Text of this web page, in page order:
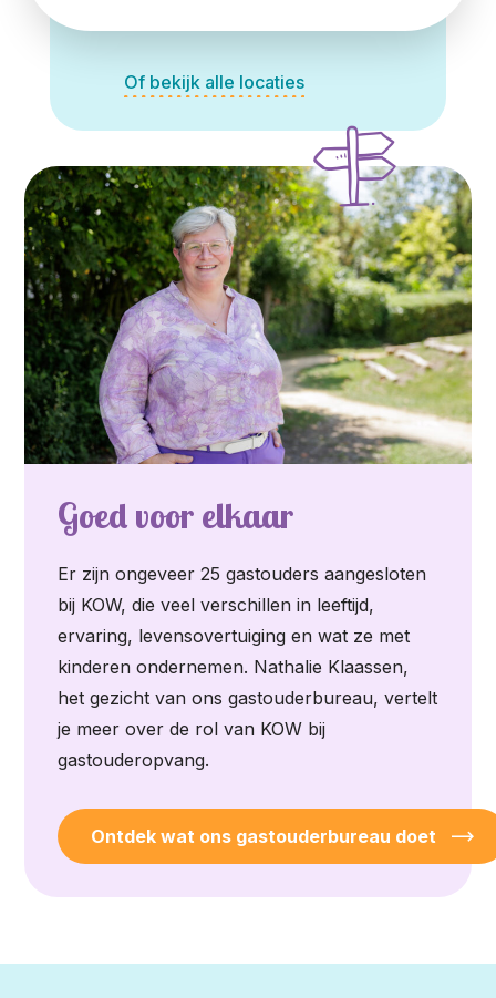
Of bekijk alle locaties
Goed voor elkaar
Er zijn ongeveer 25 gastouders aangesloten
bij KOW, die veel verschillen in leeftijd,
ervaring, levensovertuiging en wat ze met
kinderen ondernemen. Nathalie Klaassen,
het gezicht van ons gastouderbureau, vertelt
je meer over de rol van KOW bij
gastouderopvang.
Ontdek wat ons gastouderbureau doet